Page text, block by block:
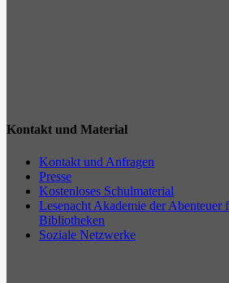
Kontakt und Material
Kontakt und Anfragen
Presse
Kostenloses Schulmaterial
Lesenacht Akademie der Abenteuer
Bibliotheken
Soziale Netzwerke